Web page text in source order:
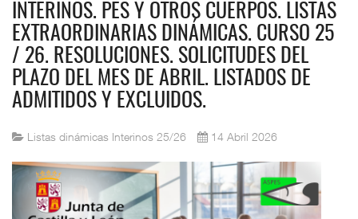
INTERINOS. PES Y OTROS CUERPOS. LISTAS
EXTRAORDINARIAS DINÁMICAS. CURSO 25
/ 26. RESOLUCIONES. SOLICITUDES DEL
PLAZO DEL MES DE ABRIL. LISTADOS DE
ADMITIDOS Y EXCLUIDOS.
Listas dinámicas Interinos 25/26 14 Abril 2026